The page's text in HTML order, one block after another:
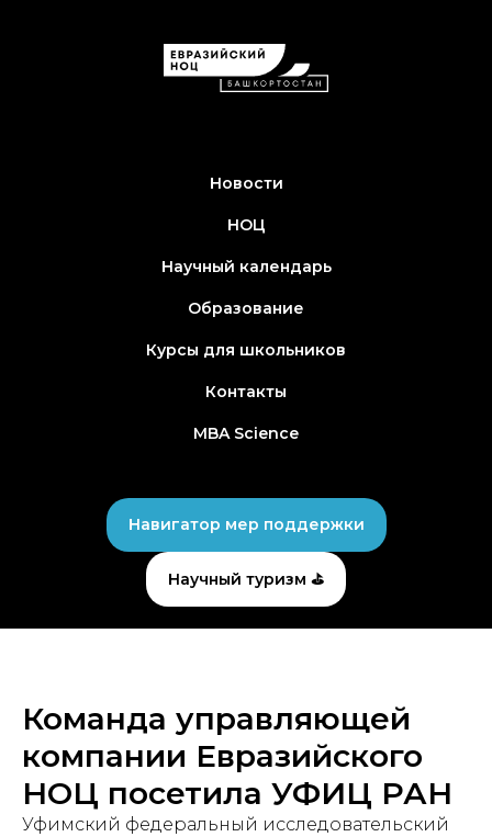
Новости
НОЦ
Научный календарь
Образование
Курсы для школьников
Контакты
MBA Science
Навигатор мер поддержки
Научный туризм ⛳
Команда управляющей
компании Евразийского
НОЦ посетила УФИЦ РАН
Уфимский федеральный исследовательский